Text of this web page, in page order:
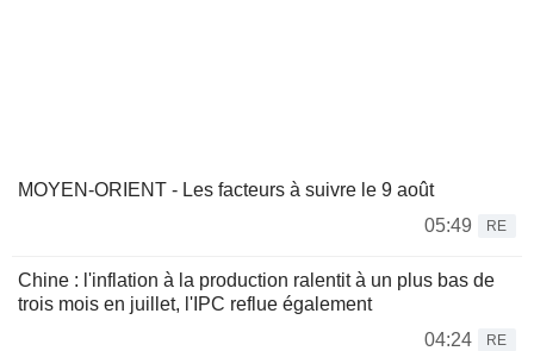
MOYEN-ORIENT - Les facteurs à suivre le 9 août
05:49
RE
Chine : l'inflation à la production ralentit à un plus bas de
trois mois en juillet, l'IPC reflue également
04:24
RE